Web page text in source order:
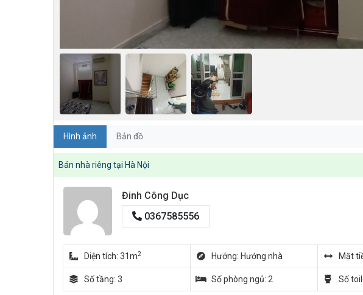
Hình ảnh Bản đồ
Bán nhà riêng tại Hà Nội
Đinh Công Dục
0367585556
Diện tích: 31m2 Hướng: Hướng nhà Mặt
Số tầng: 3 Số phòng ngủ: 2 Số